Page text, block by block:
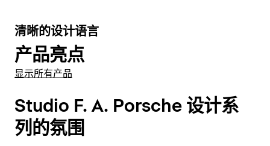
具洗脸盆设计的，同样具有智能的存储空间分配功能。
（套装）以及可变支架，用于安装宽度为 1200 毫米至
2000 毫米的台盆。
：精雕细琢，配有阴影接缝，台盆柜底板仿佛悬
浮在空中。得益于轻触式技术和自动回位功能，使用体验
极为舒适。为了更好地保持整洁，还提供各种内部分隔
件，可额外放入抽屉中。
注意：
石质支架需要使用至少 M12 规格的重型锚栓固定
在混凝土元件上，例如 Fischer FAZ II 12/10（Duravit 产
品编号#0050980000）或 Fischer FH II 12/M6
显示石制壁架
4
清晰的设计语言
产品亮点
显示所有产品
Studio F. A. Porsche 设计系
列的氛围